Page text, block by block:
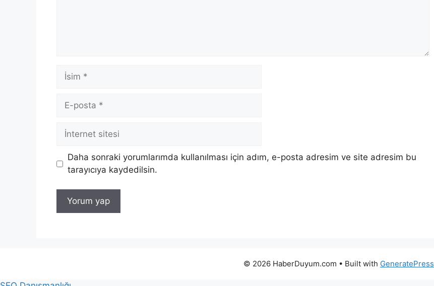
İsim
posta
İnternet
Daha sonraki yorumlarımda kullanılması için adım, e-posta adresim ve site adresim bu
tarayıcıya kaydedilsin.
© 2026 HaberDuyum.com • Built with GeneratePress